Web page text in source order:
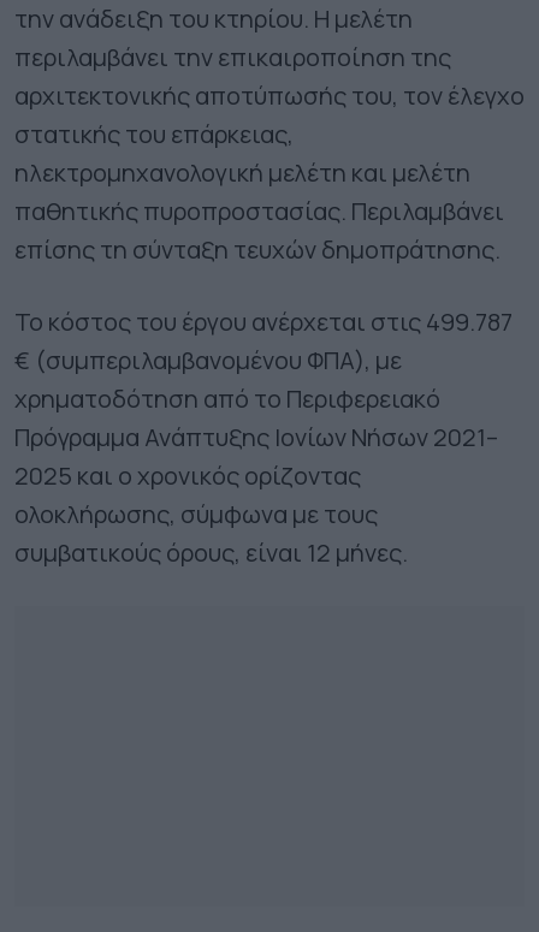
την ανάδειξη του κτηρίου. Η μελέτη
περιλαμβάνει την επικαιροποίηση της
αρχιτεκτονικής αποτύπωσής του, τον έλεγχο
στατικής του επάρκειας,
ηλεκτρομηχανολογική μελέτη και μελέτη
παθητικής πυροπροστασίας. Περιλαμβάνει
επίσης τη σύνταξη τευχών δημοπράτησης.
Το κόστος του έργου ανέρχεται στις 499.787
€ (συμπεριλαμβανομένου ΦΠΑ), με
χρηματοδότηση από το Περιφερειακό
Πρόγραμμα Ανάπτυξης Ιονίων Νήσων 2021–
2025 και ο χρονικός ορίζοντας
ολοκλήρωσης, σύμφωνα με τους
συμβατικούς όρους, είναι 12 μήνες.